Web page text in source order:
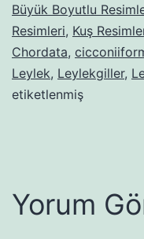
Büyük Boyutlu
Resimleri, Kuş
Chordata,
Leylek, Leylekgiller,
etiketlenmiş
Yorum